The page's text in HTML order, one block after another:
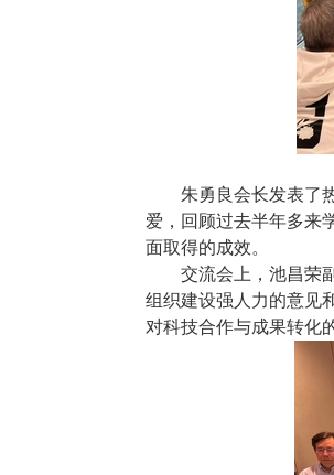
朱勇良会长发表了
爱，回顾过去半年多来
面取得的成效。
交流会上，池昌荣
组织建设强人力的意见
对科技合作与成果转化